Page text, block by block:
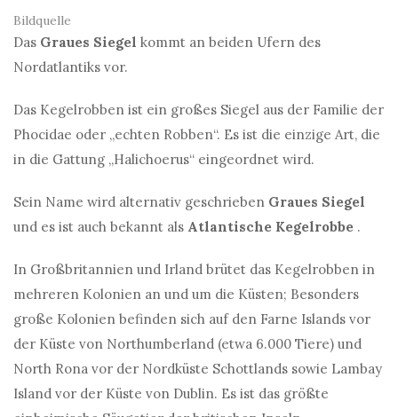
Bildquelle
Das Graues Siegel kommt an beiden Ufern des
Nordatlantiks vor.
Das Kegelrobben ist ein großes Siegel aus der Familie der
Phocidae oder „echten Robben“. Es ist die einzige Art, die
in die Gattung „Halichoerus“ eingeordnet wird.
Sein Name wird alternativ geschrieben Graues Siegel
und es ist auch bekannt als Atlantische Kegelrobbe .
In Großbritannien und Irland brütet das Kegelrobben in
mehreren Kolonien an und um die Küsten; Besonders
große Kolonien befinden sich auf den Farne Islands vor
der Küste von Northumberland (etwa 6.000 Tiere) und
North Rona vor der Nordküste Schottlands sowie Lambay
Island vor der Küste von Dublin. Es ist das größte